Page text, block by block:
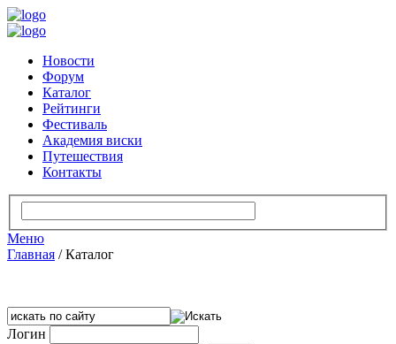
Новости
Форум
Каталог
Рейтинги
Фестиваль
Академия виски
Путешествия
Контакты
Меню
Главная /Каталог
Логин